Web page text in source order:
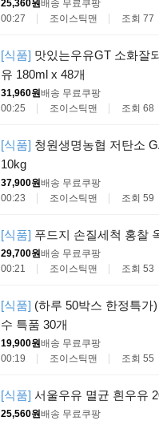
25,360원배송 무료쿠팡
00:27
조이스틱맨 조회 77
[식품] 맛있는우유GT 소화잘
유 180ml x 48개
31,960원배송 무료쿠팡
00:25
조이스틱맨 조회 68
[식품] 청원생명농협 저탄소
10kg
37,900원배송 무료쿠팡
00:23
조이스틱맨 조회 59
[식품] 푸드지 손질세척 홍찰
29,700원배송 무료쿠팡
00:21
조이스틱맨 조회 53
[식품] (하루 50박스 한정특가
수 특품 30개
19,900원배송 무료쿠팡
00:19
조이스틱맨 조회 55
[식품] 서울우유 멸균 흰우유
25,560원배송 무료쿠팡